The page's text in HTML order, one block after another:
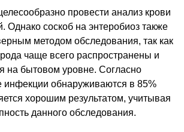
провести анализ крови
Однако соскоб на энтеробиоз также
методом обследования, так как
чаще всего распространены и
на бытовом уровне. Согласно
инфекции обнаруживаются в 85%
хорошим результатом, учитывая
данного обследования.